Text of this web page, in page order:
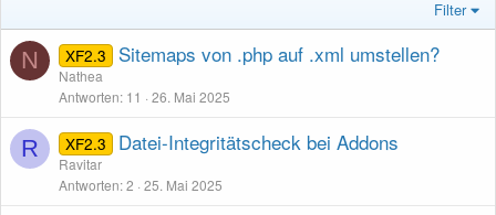
Filter
N XF2.3 Sitemaps von .php auf .xml umstellen?
Nathea
Antworten 11 26. Mai 2025
R XF2.3 Datei-Integritätscheck bei Addons
Ravitar
Antworten 2 25. Mai 2025